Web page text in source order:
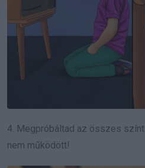
4. Megpróbáltad az összes
nem működött!